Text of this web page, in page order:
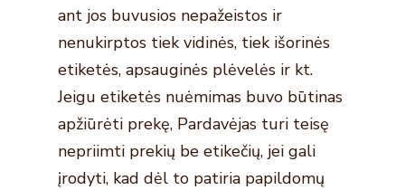
ant jos buvusios nepažeistos ir
nenukirptos tiek vidinės, tiek išorinės
etiketės, apsauginės plėvelės ir kt.
Jeigu etiketės nuėmimas buvo būtinas
apžiūrėti prekę, Pardavėjas turi teisę
nepriimti prekių be etikečių, jei gali
įrodyti, kad dėl to patiria papildomų